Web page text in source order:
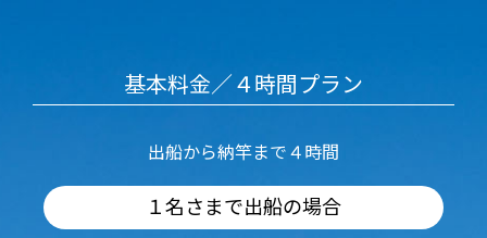
基本料金／４時間プラン
出船から納竿まで４時間
１名さまで出船の場合